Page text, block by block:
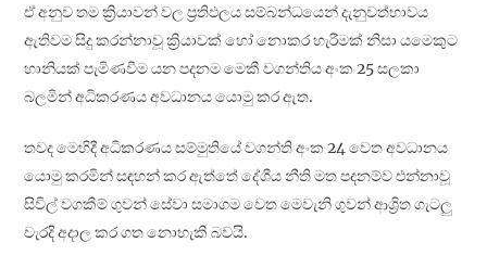
ඒ අනුව තම ක්‍රියාවන් වල ප්‍රතිඵලය සම්බන්ධයෙන් දැනුවත්භාවය
ඇතිවම සිදු කරන්නාවූ ක්‍රියාවක් හෝ නොකර හැරීමක් නිසා යමෙකුට
හානියක් පැමිණවීම යන පදනම මෙකී වගන්තිය අංක 25 සලකා
බලමින් අධිකරණය අවධානය යොමු කර ඇත.
තවද මෙහිදී අධිකරණය සම්මුතියේ වගන්ති අංක 24 වෙත අවධානය
යොමු කරමින් සඳහන් කර ඇත්තේ දේශීය නීති මත පදනම්ව එන්නාවූ
සිවිල් වගකීම් ගුවන් සේවා සමාගම වෙත මෙවැනි ගුවන් ආශ්‍රිත ගැටලු
වැරදි අදාල කර ගත නොහැකි බවයි.